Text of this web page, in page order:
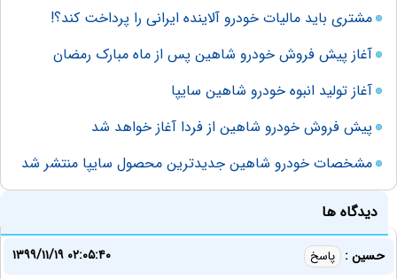
مشتری باید مالیات خودرو آلاینده ایرانی را پرداخت کند؟!
آغاز پیش فروش خودرو شاهین پس از ماه مبارک رمضان
آغاز تولید انبوه خودرو شاهین سایپا
پیش فروش خودرو شاهین از فردا آغاز خواهد شد
مشخصات خودرو شاهین جدیدترین محصول سایپا منتشر شد
دیدگاه ها
حسین : پاسخ
۱۳۹۹/۱۱/۱۹ ۰۲:۰۵:۴۰